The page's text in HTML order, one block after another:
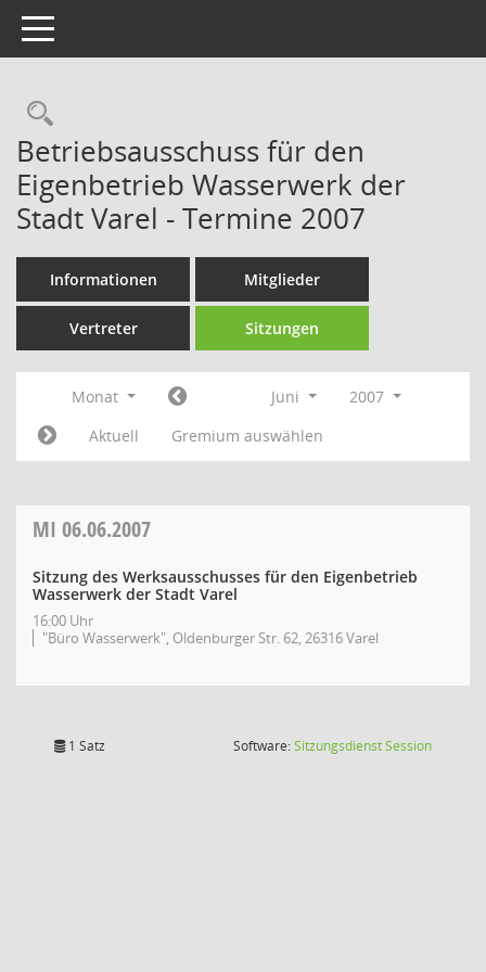
Toggle navigation
Rechercheauswahl
Betriebsausschuss für den
Eigenbetrieb Wasserwerk der
Stadt Varel - Termine 2007
Informationen Mitglieder
Vertreter Sitzungen
Monat Juni
2007
Aktuell
Gremium auswählen
MI 06.06.2007
Sitzung des Werksausschusses für den Eigenbetrieb
Wasserwerk der Stadt Varel
16:00 Uhr
"Büro Wasserwerk", Oldenburger Str. 62, 26316 Varel
1 Satz Software:SitzungsdienstSession(Wird in